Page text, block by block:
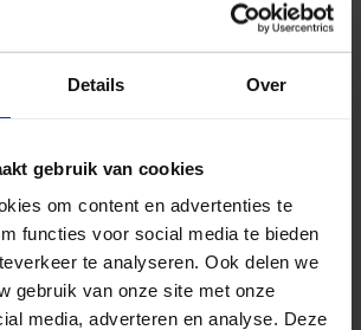
Details Over
gebruik van cookies
om content en advertenties te
functies voor social media te bieden
te analyseren. Ook delen we
gebruik van onze site met onze
media, adverteren en analyse. Deze
j
k
r
i
j
s
w
a
i
3
6
,
5
5
.
WT065C: Krachtige en
WT065C serie biedt een
robuuste en waterdichte LED
ideaal voor veeleisende
betrouwbare en efficiënte